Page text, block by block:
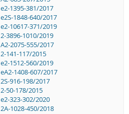
e2-1395-381/2017
e2S-1848-640/2017
e2-10617-371/2019
2-3896-1010/2019
A2-2075-555/2017
2-141-117/2015
e2-1512-560/2019
eA2-1408-607/2017
2S-916-198/2017
2-50-178/2015
e2-323-302/2020
2A-1028-450/2018